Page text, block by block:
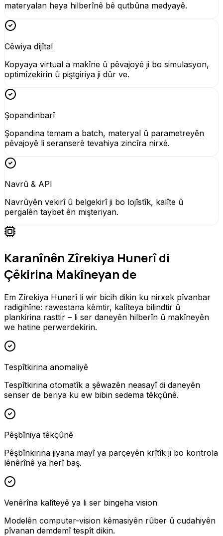
materyalan heya hilberînê bê qutbûna medyayê.
Cêwiya dîjîtal
Kopyaya virtual a makîne û pêvajoyê ji bo simulasyon,
optimîzekirin û piştgiriya ji dûr ve.
Şopandinbarî
Şopandina temam a batch, materyal û parametreyên
pêvajoyê li seranserê tevahiya zincîra nirxê.
Navrû & API
Navrûyên vekirî û belgekirî ji bo lojîstîk, kalîte û
pergalên taybet ên mişteriyan.
Karanînên Zîrekiya Hunerî di
Çêkirina Makîneyan de
Em Zîrekiya Hunerî li wir bicih dikin ku nirxek pîvanbar
radigihîne: rawestana kêmtir, kalîteya bilindtir û
plankirina rasttir – li ser daneyên hilberîn û makîneyên
we hatine perwerdekirin.
Tespîtkirina anomaliyê
Tespîtkirina otomatîk a şêwazên neasayî di daneyên
senser de beriya ku ew bibin sedema têkçûnê.
Pêşbîniya têkçûnê
Pêşbînkirina jiyana mayî ya parçeyên krîtîk ji bo kontrola
lênêrînê ya herî baş.
Venêrîna kalîteyê ya li ser bingeha vision
Modelên computer-vision kêmasiyên rûber û cudahiyên
pîvanan demdemî tespît dikin.